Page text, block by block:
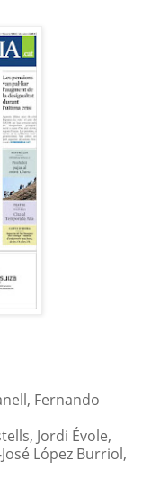
Fernando
Jordi Évole,
López Burriol,